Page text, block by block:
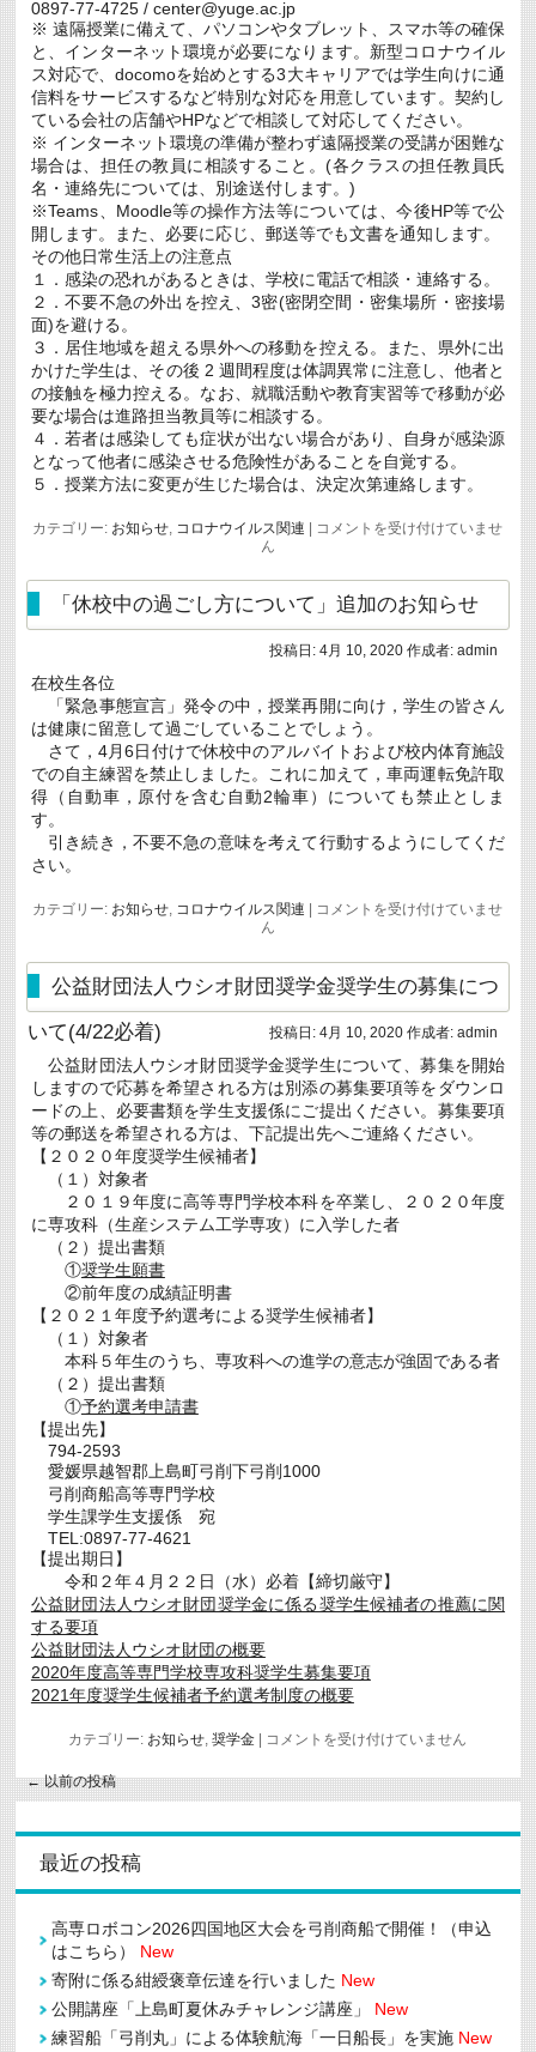
0897-77-4725 / center@yuge.ac.jp
※ 遠隔授業に備えて、パソコンやタブレット、スマホ等の確保
と、インターネット環境が必要になります。新型コロナウイル
ス対応で、docomoを始めとする3大キャリアでは学生向けに通
信料をサービスするなど特別な対応を用意しています。契約し
ている会社の店舗やHPなどで相談して対応してください。
※ インターネット環境の準備が整わず遠隔授業の受講が困難な
場合は、担任の教員に相談すること。(各クラスの担任教員氏
名・連絡先については、別途送付します。)
※Teams、Moodle等の操作方法等については、今後HP等で公
開します。また、必要に応じ、郵送等でも文書を通知します。
その他日常生活上の注意点
１．感染の恐れがあるときは、学校に電話で相談・連絡する。
２．不要不急の外出を控え、3密(密閉空間・密集場所・密接場
面)を避ける。
３．居住地域を超える県外への移動を控える。また、県外に出
かけた学生は、その後 2 週間程度は体調異常に注意し、他者と
の接触を極力控える。なお、就職活動や教育実習等で移動が必
要な場合は進路担当教員等に相談する。
４．若者は感染しても症状が出ない場合があり、自身が感染源
となって他者に感染させる危険性があることを自覚する。
５．授業方法に変更が生じた場合は、決定次第連絡します。
カテゴリー: お知らせ コロナウイルス関連
遠
業
始
の
通
つ
い
て
(5/7-)
は
コメントを受け付けていませ
ん
「休校中の過ごし方について」追加のお知らせ
投稿日: 4月 10, 2020 作成者: admin
在校生各位
「緊急事態宣言」発令の中，授業再開に向け，学生の皆さん
は健康に留意して過ごしていることでしょう。
さて，4月6日付けで休校中のアルバイトおよび校内体育施設
での自主練習を禁止しました。これに加えて，車両運転免許取
得（自動車，原付を含む自動2輪車）についても禁止としま
す。
引き続き，不要不急の意味を考えて行動するようにしてくだ
さい。
カテゴリー: お知らせ, コロナウイルス関連
「休
の
過
ご
し
方
つ
い
て」
追
加
知
ら
せ
コメントを受け付けていませ
ん
公益財団法人ウシオ財団奨学金奨学生の募集につ
いて(4/22必着)
投稿日: 4月 10, 2020 作成者: admin
公益財団法人ウシオ財団奨学金奨学生について、募集を開始
しますので応募を希望される方は別添の募集要項等をダウンロ
ードの上、必要書類を学生支援係にご提出ください。募集要項
等の郵送を希望される方は、下記提出先へご連絡ください。
【２０２０年度奨学生候補者】
（１）対象者
２０１９年度に高等専門学校本科を卒業し、２０２０年度
に専攻科（生産システム工学専攻）に入学した者
（２）提出書類
①奨学生願書
②前年度の成績証明書
【２０２１年度予約選考による奨学生候補者】
（１）対象者
本科５年生のうち、専攻科への進学の意志が強固である者
（２）提出書類
①予約選考申請書
【提出先】
794-2593
愛媛県越智郡上島町弓削下弓削1000
弓削商船高等専門学校
学生課学生支援係 宛
TEL:0897-77-4621
【提出期日】
令和２年４月２２日（水）必着【締切厳守】
公益財団法人ウシオ財団奨学金に係る奨学生候補者の推薦に関
する要項
公益財団法人ウシオ財団の概要
2020年度高等専門学校専攻科奨学生募集要項
2021年度奨学生候補者予約選考制度の概要
カテゴリー: お知らせ ,奨学金
公
団
団
奨
金
奨
学
の
コメントを受け付けていません
←以前の投稿
最近の投稿
高専ロボコン2026四国地区大会を弓削商船で開催！（申込
はこちら） New
寄附に係る紺綬褒章伝達を行いました New
公開講座「上島町夏休みチャレンジ講座」
New
練習船「弓削丸」による体験航海「一日船長」を実施 New